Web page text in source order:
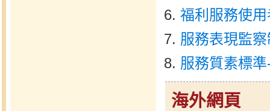
福利服務使
服務表現監
服務質素標
海外網頁